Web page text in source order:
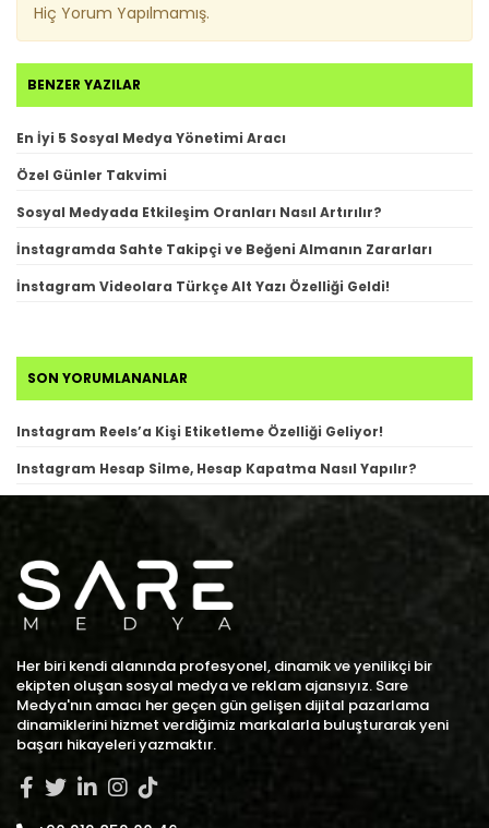
Hiç Yorum Yapılmamış.
BENZER YAZILAR
En İyi 5 Sosyal Medya Yönetimi Aracı
Özel Günler Takvimi
Sosyal Medyada Etkileşim Oranları Nasıl Artırılır?
İnstagramda Sahte Takipçi ve Beğeni Almanın Zararları
İnstagram Videolara Türkçe Alt Yazı Özelliği Geldi!
SON YORUMLANANLAR
Instagram Reels’a Kişi Etiketleme Özelliği Geliyor!
Instagram Hesap Silme, Hesap Kapatma Nasıl Yapılır?
Her biri kendi alanında profesyonel, dinamik ve yenilikçi bir
ekipten oluşan sosyal medya ve reklam ajansıyız. Sare
Medya'nın amacı her geçen gün gelişen dijital pazarlama
dinamiklerini hizmet verdiğimiz markalarla buluşturarak yeni
başarı hikayeleri yazmaktır.